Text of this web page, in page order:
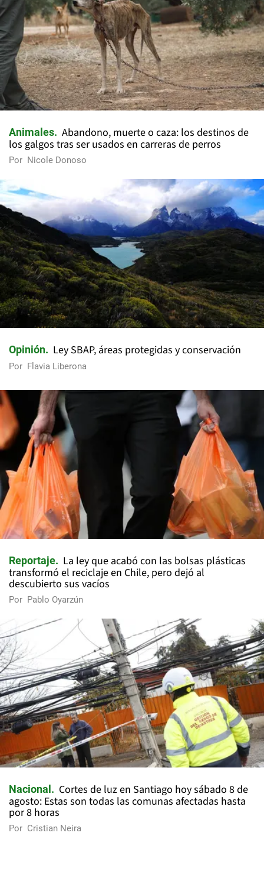
Animales
Abandono, muerte o caza: los destinos de
los galgos tras ser usados en carreras de perros
Por Nicole Donoso
Opinión Ley SBAP, áreas protegidas y conservación
Por Flavia Liberona
Reportaje
La ley que acabó con las bolsas plásticas
transformó el reciclaje en Chile, pero dejó al
descubierto sus vacíos
Por Pablo Oyarzún
Nacional
Cortes de luz en Santiago hoy sábado 8 de
agosto: Estas son todas las comunas afectadas hasta
por 8 horas
Por Cristian Neira